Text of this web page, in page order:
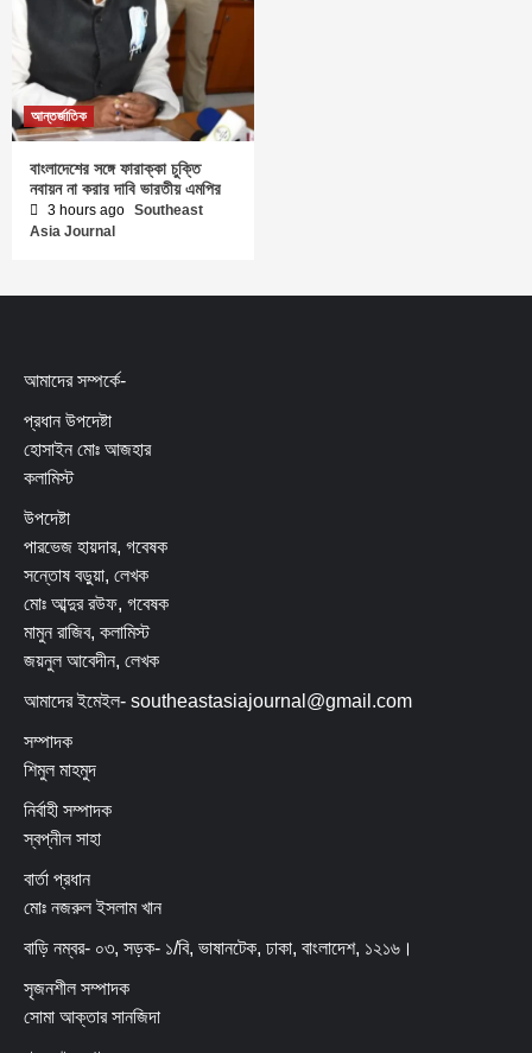
আন্তর্জাতিক
বাংলাদেশের সঙ্গে ফারাক্কা চুক্তি
নবায়ন না করার দাবি ভারতীয় এমপির
3 hours ago Southeast
Asia Journal
আমাদের সম্পর্কে-
প্রধান উপদেষ্টা
হোসাইন মোঃ আজহার
কলামিস্ট
উপদেষ্টা
পারভেজ হায়দার, গবেষক
সন্তোষ বড়ুয়া, লেখক
মোঃ আব্দুর রউফ, গবেষক
মামুন রাজিব, কলামিস্ট
জয়নুল আবেদীন, লেখক
আমাদের ইমেইল- southeastasiajournal@gmail.com
সম্পাদক
শিমুল মাহমুদ
নির্বাহী সম্পাদক
স্বপ্নীল সাহা
বার্তা প্রধান
মোঃ নজরুল ইসলাম খান
বাড়ি নম্বর- ০৩, সড়ক- ১/বি, ভাষানটেক, ঢাকা, বাংলাদেশ, ১২১৬।
সৃজনশীল সম্পাদক
সোমা আক্তার সানজিদা